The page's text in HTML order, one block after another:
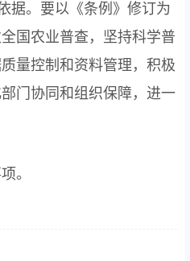
据。要以《条例》修订为
国农业普查，坚持科学普
量控制和资料管理，积极
门协同和组织保障，进一
。